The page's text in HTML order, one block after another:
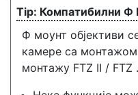
Компатибилни Ф
Ф моунт објективи
камере са
монтажу FTZ II / FTZ .